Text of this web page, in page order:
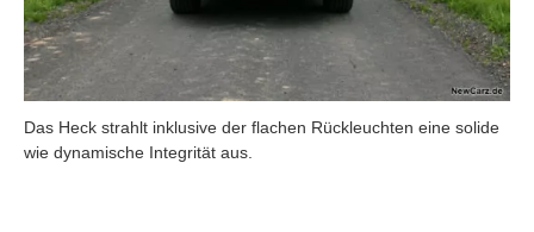
Das Heck strahlt inklusive der flachen Rückleuchten eine solide
wie dynamische Integrität aus.